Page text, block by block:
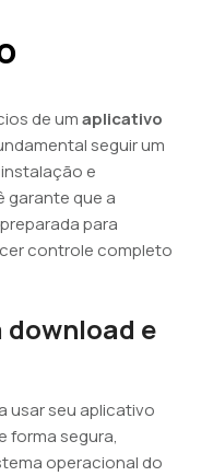
de umaplicativo
seguir um
e
garante que a
para
controle completo
download e
usar seu aplicativo
forma segura,
operacional do